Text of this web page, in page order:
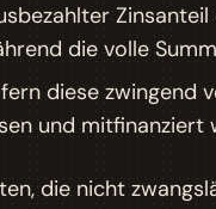
die volle
diese zwingend
und mitfinanziert
die nicht